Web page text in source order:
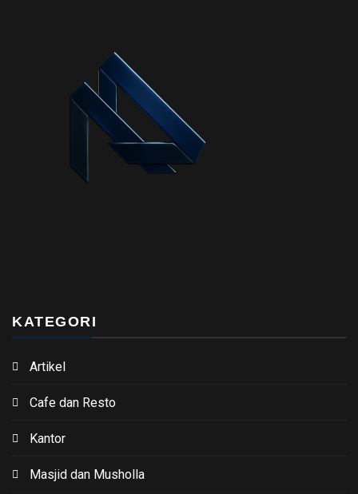
KATEGORI
Artikel
Cafe dan Resto
Kantor
Masjid dan Musholla